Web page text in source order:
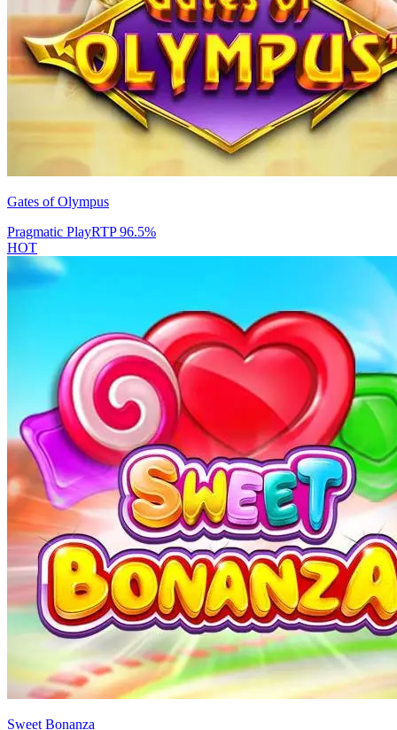
Gates of Olympus
Pragmatic PlayRTP96.5%
HOT
Sweet Bonanza